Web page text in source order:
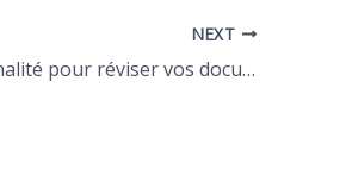
NEXT
J’ai testé : une nouvelle fonctionnalité pour réviser vos documents à l’audio dans NotebookLM